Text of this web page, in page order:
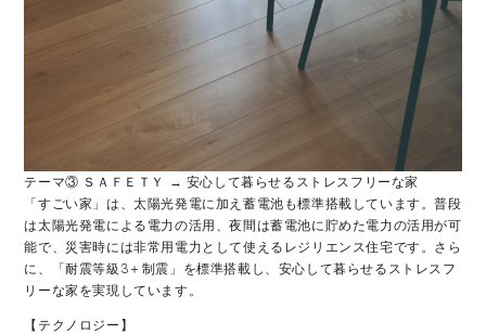
テーマ③ ＳＡＦＥＴＹ → 安心して暮らせるストレスフリーな家
「すごい家」は、太陽光発電に加え蓄電池も標準搭載しています。普段
は太陽光発電による電力の活用、夜間は蓄電池に貯めた電力の活用が可
能で、災害時には非常用電力として使えるレジリエンス住宅です。さら
に、「耐震等級3＋制震」を標準搭載し、安心して暮らせるストレスフ
リーな家を実現しています。
【テクノロジー】